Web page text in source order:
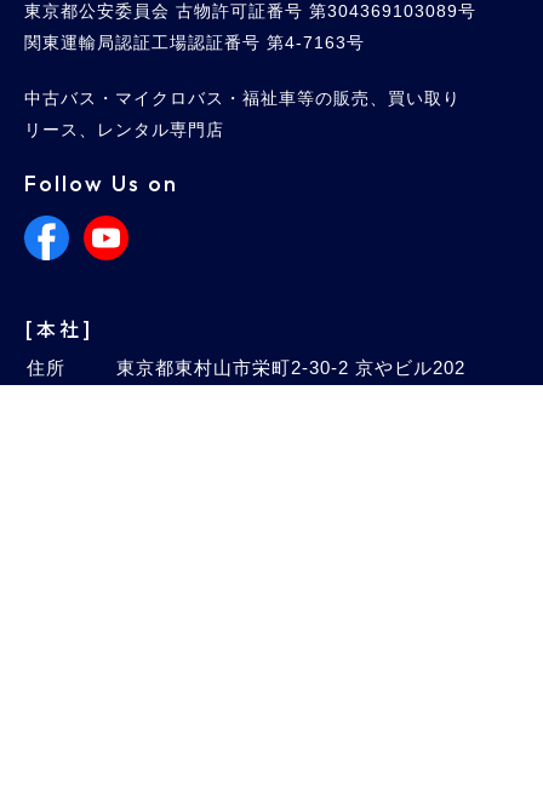
東京都公安委員会 古物許可証番号 第304369103089号
関東運輸局認証工場認証番号 第4-7163号
中古バス・マイクロバス・福祉車等の販売、買い取り
リース、レンタル専門店
Follow Us on
[本社]
住所
東京都東村山市栄町2-30-2 京やビル202